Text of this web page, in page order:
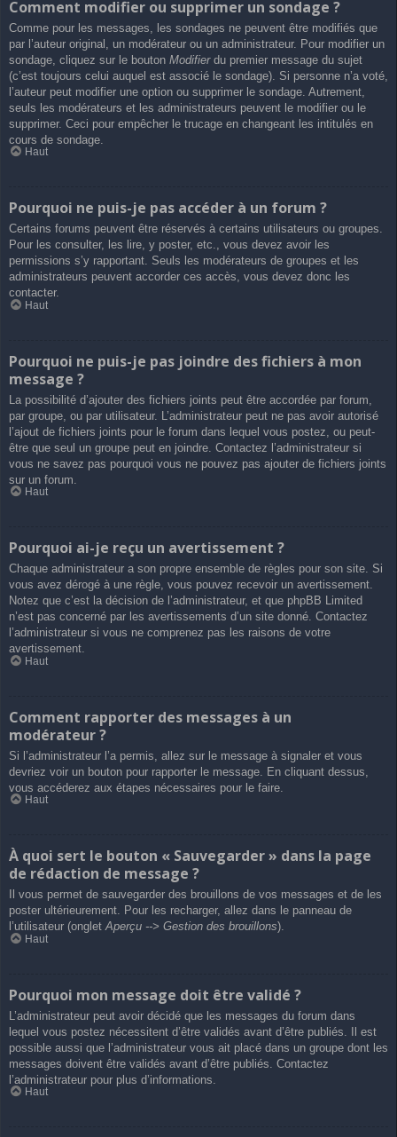
Comment modifier ou supprimer un sondage ?
Comme pour les messages, les sondages ne peuvent être modifiés que
par l’auteur original, un modérateur ou un administrateur. Pour modifier un
sondage, cliquez sur le bouton Modifierdu premier message du sujet
(c’est toujours celui auquel est associé le sondage). Si personne n’a voté,
l’auteur peut modifier une option ou supprimer le sondage. Autrement,
seuls les modérateurs et les administrateurs peuvent le modifier ou le
supprimer. Ceci pour empêcher le trucage en changeant les intitulés en
cours de sondage.
Haut
Pourquoi ne puis-je pas accéder à un forum ?
Certains forums peuvent être réservés à certains utilisateurs ou groupes.
Pour les consulter, les lire, y poster, etc., vous devez avoir les
permissions s’y rapportant. Seuls les modérateurs de groupes et les
administrateurs peuvent accorder ces accès, vous devez donc les
contacter.
Haut
Pourquoi ne puis-je pas joindre des fichiers à mon
message ?
La possibilité d’ajouter des fichiers joints peut être accordée par forum,
par groupe, ou par utilisateur. L’administrateur peut ne pas avoir autorisé
l’ajout de fichiers joints pour le forum dans lequel vous postez, ou peut-
être que seul un groupe peut en joindre. Contactez l’administrateur si
vous ne savez pas pourquoi vous ne pouvez pas ajouter de fichiers joints
sur un forum.
Haut
Pourquoi ai-je reçu un avertissement ?
Chaque administrateur a son propre ensemble de règles pour son site. Si
vous avez dérogé à une règle, vous pouvez recevoir un avertissement.
Notez que c’est la décision de l’administrateur, et que phpBB Limited
n’est pas concerné par les avertissements d’un site donné. Contactez
l’administrateur si vous ne comprenez pas les raisons de votre
avertissement.
Haut
Comment rapporter des messages à un
modérateur ?
Si l’administrateur l’a permis, allez sur le message à signaler et vous
devriez voir un bouton pour rapporter le message. En cliquant dessus,
vous accéderez aux étapes nécessaires pour le faire.
Haut
À quoi sert le bouton « Sauvegarder » dans la page
de rédaction de message ?
Il vous permet de sauvegarder des brouillons de vos messages et de les
poster ultérieurement. Pour les recharger, allez dans le panneau de
l’utilisateur (ongletAperçu --> Gestion des brouillons).
Haut
Pourquoi mon message doit être validé ?
L’administrateur peut avoir décidé que les messages du forum dans
lequel vous postez nécessitent d’être validés avant d’être publiés. Il est
possible aussi que l’administrateur vous ait placé dans un groupe dont les
messages doivent être validés avant d’être publiés. Contactez
l’administrateur pour plus d’informations.
Haut